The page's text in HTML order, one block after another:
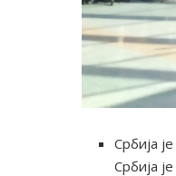
Србија
Србија